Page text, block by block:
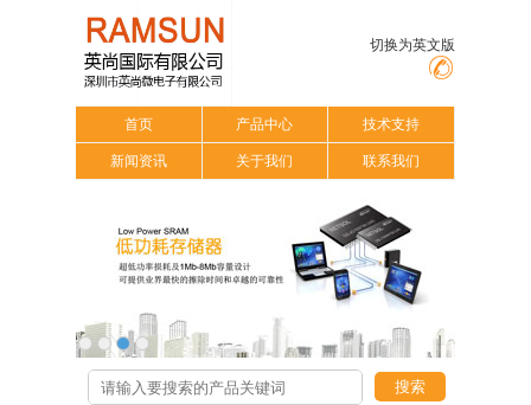
切换为英文版
首页 产品中心 技术支持
新闻资讯 关于我们 联系我们
搜索